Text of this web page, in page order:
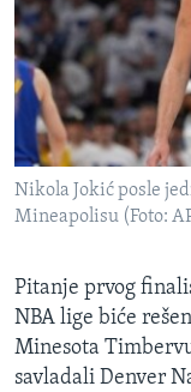
SPORT
INTERVJU
Nikola Jokić posle
Mineapolisu (Foto:
Pitanje prvog
NBA lige biće
Minesota
savladali Denver